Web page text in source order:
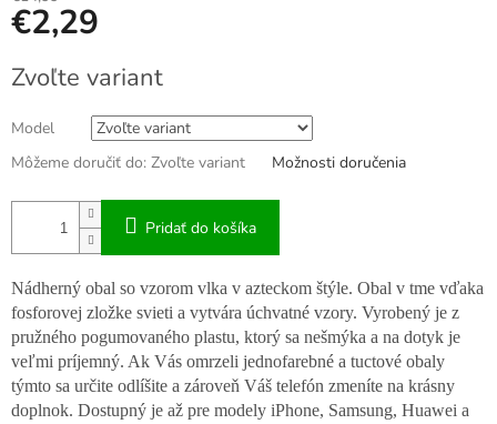
€2,29
cena:
Zvoľte variant
Model
Môžeme doručiť do: Zvoľte variant Možnosti doručenia
Pridať do košíka
Nádherný obal so vzorom vlka v azteckom štýle. Obal v tme vďaka
fosforovej zložke svieti a vytvára úchvatné vzory. Vyrobený je z
pružného pogumovaného plastu, ktorý sa nešmýka a na dotyk je
veľmi príjemný. Ak Vás omrzeli jednofarebné a tuctové obaly
týmto sa určite odlíšite a zároveň Váš telefón zmeníte na krásny
doplnok. Dostupný je až pre modely iPhone, Samsung, Huawei a